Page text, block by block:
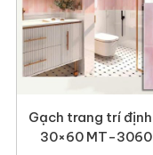
Gạch trang trí
30×60 MT-